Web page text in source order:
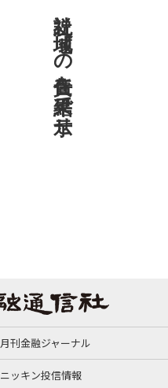
社説 地域への責任を結果で示せ
月刊金融ジャーナル
ニッキン投信情報